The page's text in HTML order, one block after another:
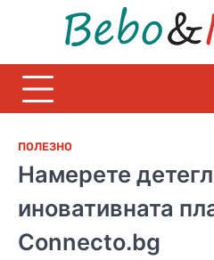
ПОЛЕЗНО
Намерете
иновативната
Connecto.bg